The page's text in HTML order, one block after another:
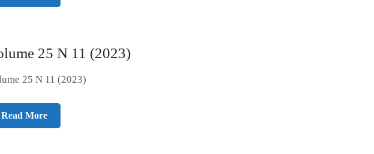
25 N 11 (2023)
25 N 11 (2023)
Read More